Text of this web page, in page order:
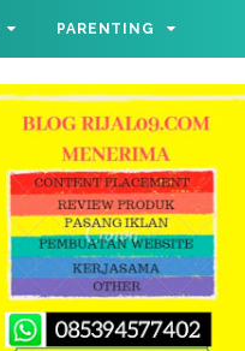
PARENTING